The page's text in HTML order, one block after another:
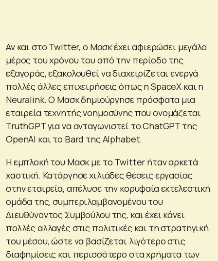
Αν και στο Twitter, ο Μασκ έχει αφιερώσει μεγάλο
μέρος του χρόνου του από την περίοδο της
εξαγοράς, εξακολουθεί να διαχειρίζεται ενεργά
πολλές άλλες επιχειρήσεις όπως η SpaceX και η
Neuralink. Ο Μασκ δημιούργησε πρόσφατα μια
εταιρεία τεχνητής νοημοσύνης που ονομάζεται
TruthGPT για να ανταγωνιστεί το ChatGPT της
OpenAI και το Bard της Alphabet.
Η εμπλοκή του Μασκ με το Twitter ήταν αρκετά
χαοτική. Κατάργησε χιλιάδες θέσεις εργασίας
στην εταιρεία, απέλυσε την κορυφαία εκτελεστική
ομάδα της, συμπεριλαμβανομένου του
Διευθύνοντος Συμβούλου της, και έχει κάνει
πολλές αλλαγές στις πολιτικές και τη στρατηγική
του μέσου, ώστε να βασίζεται λιγότερο στις
διαφημίσεις και περισσότερο στα χρήματα των